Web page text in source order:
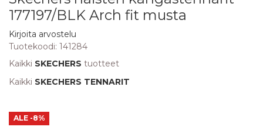
177197/BLK Arch fit musta
Kirjoita arvostelu
Tuotekoodi: 141284
Kaikki SKECHERS tuotteet
Kaikki SKECHERS TENNARIT
ALE -8%